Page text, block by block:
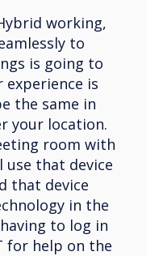
working,
to
is going to
experience is
the same in
your location.
room with
that device
that device
in the
to log in
for help on the